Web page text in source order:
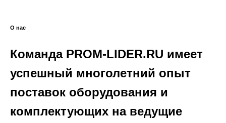
О нас
Команда PROM-LIDER.RU имеет
успешный многолетний опыт
поставок оборудования и
комплектующих на ведущие